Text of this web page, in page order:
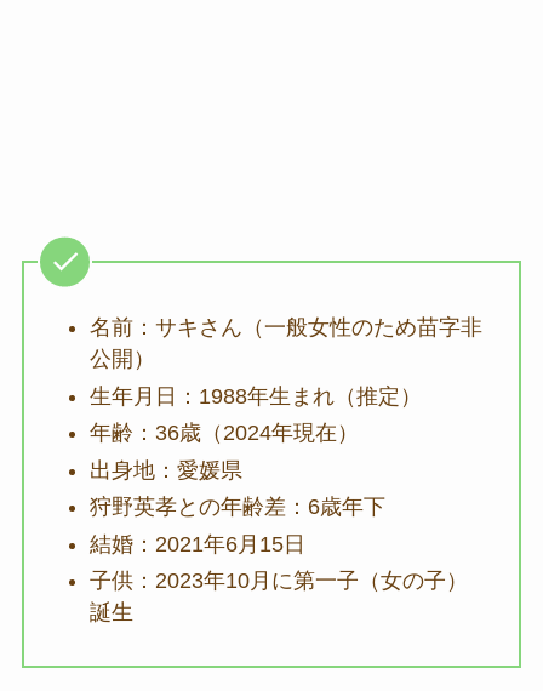
名前：サキさん（一般女性のため苗字非
公開）
生年月日：1988年生まれ（推定）
年齢：36歳（2024年現在）
出身地：愛媛県
狩野英孝との年齢差：6歳年下
結婚：2021年6月15日
子供：2023年10月に第一子（女の子）
誕生